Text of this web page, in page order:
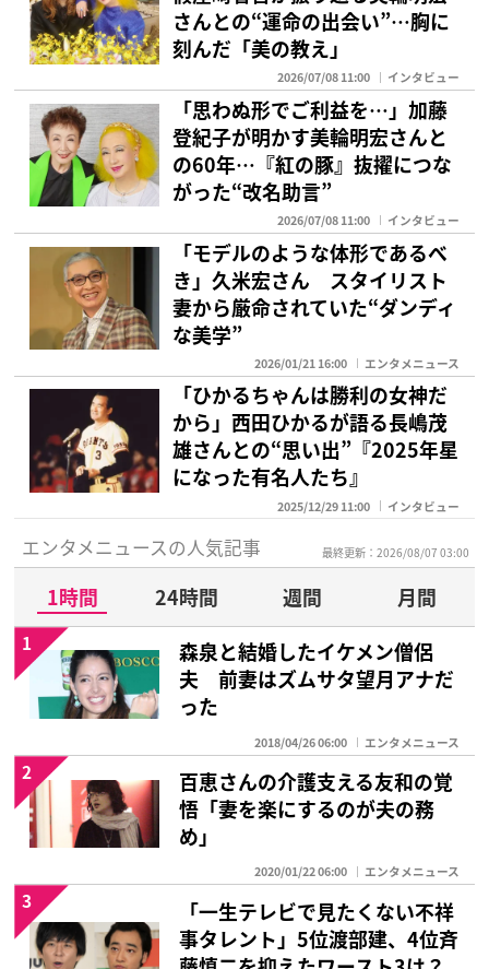
さんとの“運命の出会い”…胸に
刻んだ「美の教え」
2026/07/08 11:00 インタビュー
「思わぬ形でご利益を…」加藤
登紀子が明かす美輪明宏さんと
の60年…『紅の豚』抜擢につな
がった“改名助言”
2026/07/08 11:00 インタビュー
「モデルのような体形であるべ
き」久米宏さん スタイリスト
妻から厳命されていた“ダンディ
な美学”
2026/01/21 16:00 エンタメニュース
「ひかるちゃんは勝利の女神だ
から」西田ひかるが語る長嶋茂
雄さんとの“思い出”『2025年星
になった有名人たち』
2025/12/29 11:00 インタビュー
エンタメニュースの人気記事 最終更新：2026/08/07 03:00
1時間 24時間 週間
月間
森泉と結婚したイケメン僧侶
夫 前妻はズムサタ望月アナだ
った
2018/04/26 06:00 エンタメニュース
1
百恵さんの介護支える友和の覚
悟「妻を楽にするのが夫の務
め」
2020/01/22 06:00 エンタメニュース
2
「一生テレビで見たくない不祥
事タレント」5位渡部建、4位斉
3